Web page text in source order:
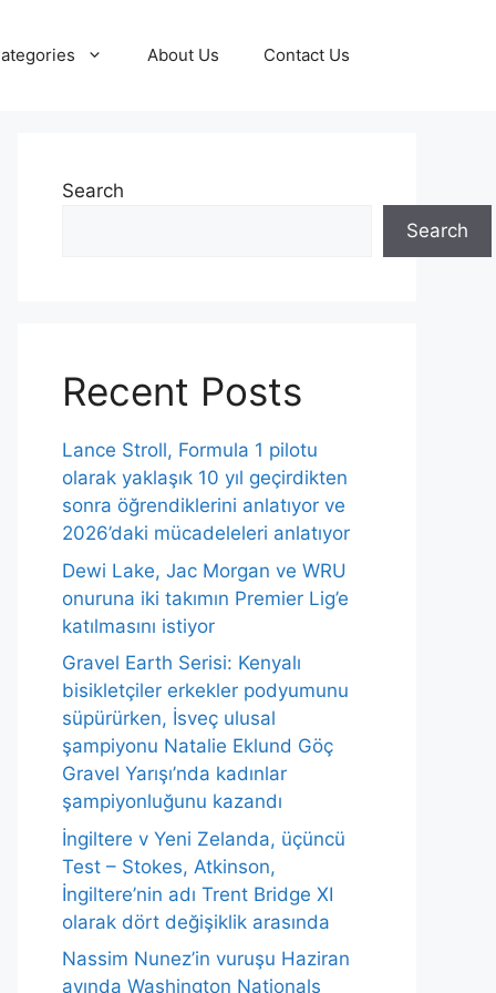
About Us Contact Us
Search
Search
Recent Posts
Lance Stroll, Formula 1 pilotu
olarak yaklaşık 10 yıl geçirdikten
sonra öğrendiklerini anlatıyor ve
2026’daki mücadeleleri anlatıyor
Dewi Lake, Jac Morgan ve WRU
onuruna iki takımın Premier Lig’e
katılmasını istiyor
Gravel Earth Serisi: Kenyalı
bisikletçiler erkekler podyumunu
süpürürken, İsveç ulusal
şampiyonu Natalie Eklund Göç
Gravel Yarışı’nda kadınlar
şampiyonluğunu kazandı
İngiltere v Yeni Zelanda, üçüncü
Test – Stokes, Atkinson,
İngiltere’nin adı Trent Bridge XI
olarak dört değişiklik arasında
Nassim Nunez’in vuruşu Haziran
ayında Washington Nationals